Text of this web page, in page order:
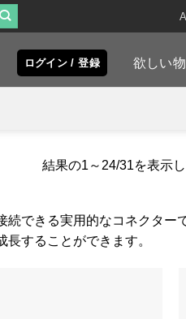
ログイン / 登録 欲しい
結果の1～24/31を表示
できる実用的なコネクター
することができます。